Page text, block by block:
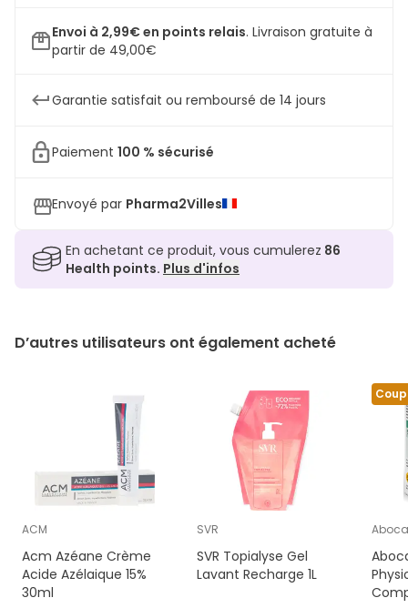
Envoi à 2,99€ en points relais. Livraison gratuite à
partir de 49,00€
Garantie satisfait ou remboursé de 14 jours
Paiement 100 % sécurisé
Envoyé par Pharma2Villes
En achetant ce produit, vous cumulerez 86
Health points. Plus d'infos
D’autres utilisateurs ont également acheté
ACM
Acm Azéane Crème
Acide Azélaique 15%
30ml
SVR
SVR Topialyse Gel
Lavant Recharge 1L
Aboca